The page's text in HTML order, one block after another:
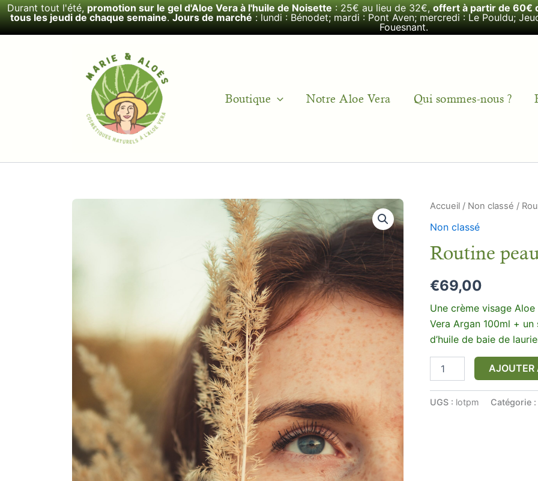
Durant tout l'été,promotion sur le gel d'Aloe Vera à l'huile de Noisette: 25€ au lieu de 32€,offert à partir de 60€
tous les jeudi de chaque semaine.Jours de marché: lundi : Bénodet; mardi : Pont Aven; mercredi : Le Pouldu;
Fouesnant.
Aller
au
contenu
Boutique Notre Aloe Vera Qui sommes-nous ?
Accueil / Non classé /
Non classé
Routine
€69,00
Une crème visage
Vera Argan 100ml + un
d’huile de baie de
quantité
Routine
mature
AJOUTER
UGS : lotpm Catégorie :